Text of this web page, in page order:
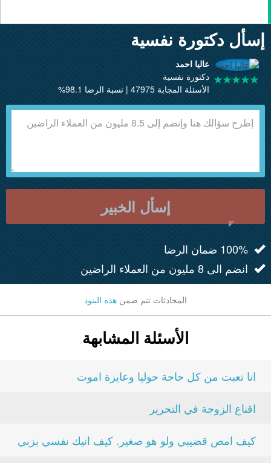
إسأل دكتورة نفسية
عاليا احمد
دكتورة نفسية
الأسئلة المجابة 47975 | نسبة الرضا 98.1%
إسأل الخبير
100% ضمان الرضا
انضم الى 8 مليون من العملاء الراضين
المحادثات تتم ضمن هذه البنود
الأسئلة المشابهة
انا تعبت من كل حاجة حوليا وعايزة اموت
اقناع الزوجة في التحرير
كيف امص قضيبي ولو هو صغير. كيف انيك نفسي بزبي